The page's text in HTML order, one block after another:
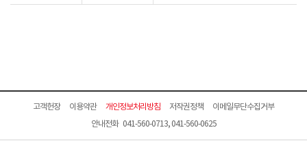
고객헌장 이용약관 개인정보처리방침 저작권정책
이메일무단수집거부
안내전화 041-560-0713, 041-560-0625